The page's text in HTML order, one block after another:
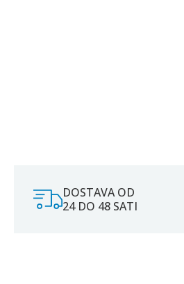
DOSTAVA OD
24 DO 48 SATI